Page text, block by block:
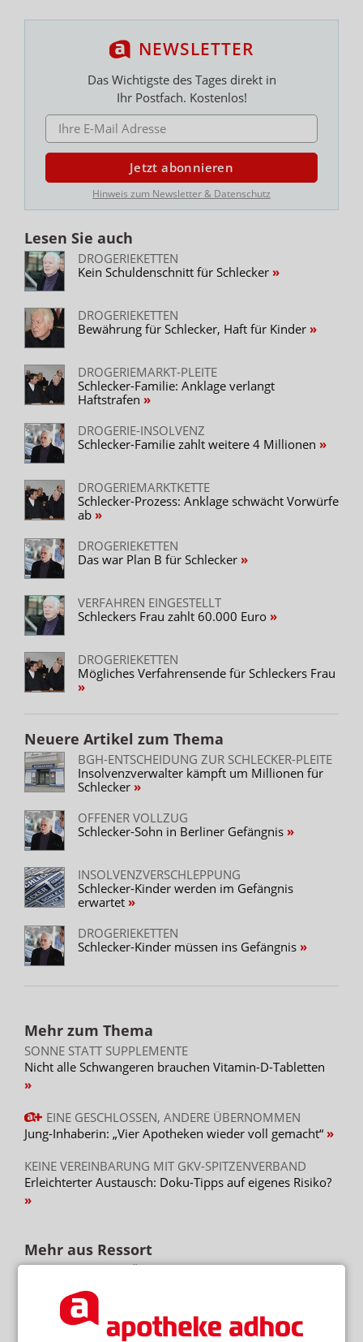
NEWSLETTER
Das Wichtigste des Tages direkt in
Ihr Postfach. Kostenlos!
E-MAIL ADRESSE
Jetzt abonnieren
Hinweis zum Newsletter & Datenschutz
Lesen Sie auch
DROGERIEKETTEN
Kein Schuldenschnitt für Schlecker
DROGERIEKETTEN
Bewährung für Schlecker, Haft für Kinder
DROGERIEMARKT-PLEITE
Schlecker-Familie: Anklage verlangt
Haftstrafen
DROGERIE-INSOLVENZ
Schlecker-Familie zahlt weitere 4 Millionen
DROGERIEMARKTKETTE
Schlecker-Prozess: Anklage schwächt Vorwürfe
ab
DROGERIEKETTEN
Das war Plan B für Schlecker
VERFAHREN EINGESTELLT
Schleckers Frau zahlt 60.000 Euro
DROGERIEKETTEN
Mögliches Verfahrensende für Schleckers Frau
Neuere Artikel zum Thema
BGH-ENTSCHEIDUNG ZUR SCHLECKER-PLEITE
Insolvenzverwalter kämpft um Millionen für
Schlecker
OFFENER VOLLZUG
Schlecker-Sohn in Berliner Gefängnis
INSOLVENZVERSCHLEPPUNG
Schlecker-Kinder werden im Gefängnis
erwartet
DROGERIEKETTEN
Schlecker-Kinder müssen ins Gefängnis
Mehr zum Thema
SONNE STATT SUPPLEMENTE
Nicht alle Schwangeren brauchen Vitamin-D-Tabletten
EINE GESCHLOSSEN, ANDERE ÜBERNOMMEN
Jung-Inhaberin: „Vier Apotheken wieder voll gemacht“
KEINE VEREINBARUNG MIT GKV-SPITZENVERBAND
Erleichterter Austausch: Doku-Tipps auf eigenes Risiko?
Mehr aus Ressort
45 PROZENT DER FÄLLE VERMEIDBAR
NEM FÜR ERWACHSENDE VERABREICHT
Wieder Vitamin-D-Vergiftung bei Säugling